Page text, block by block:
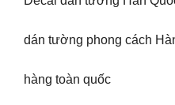
dán tường phong cách
hàng toàn quốc